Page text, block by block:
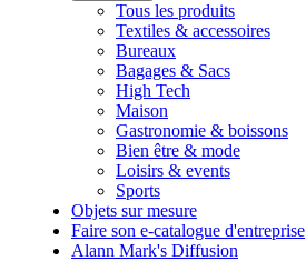
Tous les produits
Textiles & accessoires
Bureaux
Bagages & Sacs
High Tech
Maison
Gastronomie & boissons
Bien être & mode
Loisirs & events
Sports
Objets sur mesure
Faire son e-catalogue d'entreprise
Alann Mark's Diffusion